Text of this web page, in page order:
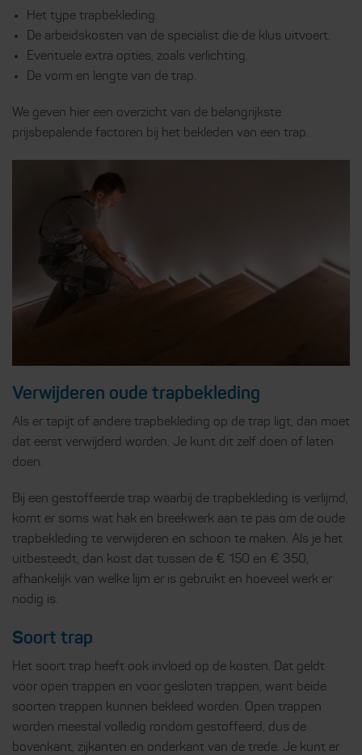
Het type trapbekleding.
De arbeidskosten van de specialist die de klus uitvoert.
Eventuele extra opties, zoals verlichting.
De vorm en lengte van de trap.
We geven hier een overzicht van de belangrijkste
prijsbepalende factoren bij het bekleden van een trap.
Verwijderen oude trapbekleding
Als er tapijt of andere trapbekleding op de trap ligt, dan moet
dat eerst verwijderd worden. Je kunt dit zelf doen of laten
doen.
Bij een gestoffeerde trap waarbij de trapbekleding is verlijmd,
komt er soms wat hak en breekwerk aan te pas om de oude
trapbekleding te verwijderen en schoon te maken. Als je het
uitbesteedt, dan kost dat tussen de € 150 en € 350,
afhankelijk van welke lijm er is gebruikt en hoeveel werk er
nodig is.
Soort trap
Het soort trap heeft ook invloed op de kosten. Dat geldt
voor open trappen en voor gesloten trappen, want beide
soorten trappen kunnen bekleed worden. Open trappen
worden meestal volledig rondom gestoffeerd, dus de
bovenkant, zijkanten en onderkant van de trede. Je kunt er